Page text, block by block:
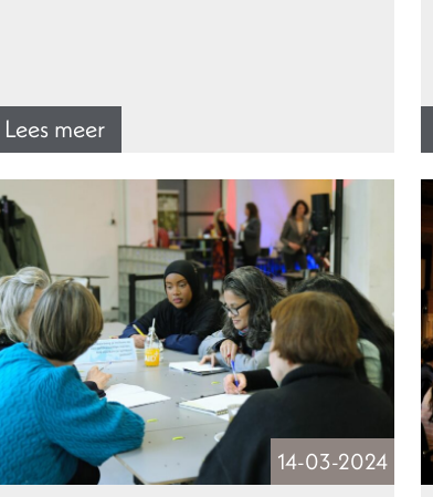
Lees meer
14-03-2024